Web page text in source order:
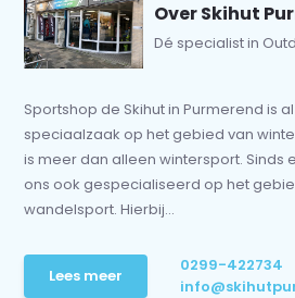
Over Skihut
Dé specialist in
Sportshop de Skihut in Purmerend is
speciaalzaak op het gebied van
is meer dan alleen wintersport. Sinds
ons ook gespecialiseerd op het
wandelsport. Hierbij...
Lees meer
0299-422734